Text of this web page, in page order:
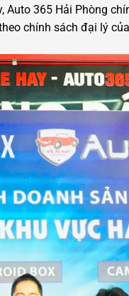
Auto 365 Hải Phòng
chính sách đại lý